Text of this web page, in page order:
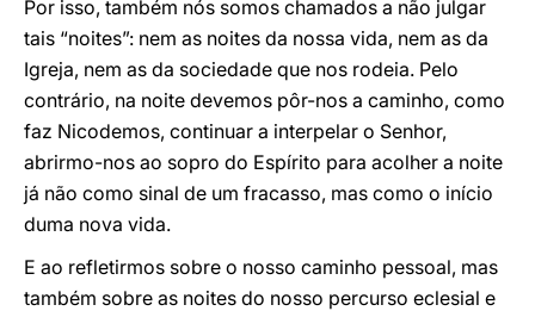
Por isso, também nós somos chamados a não julgar
tais “noites”: nem as noites da nossa vida, nem as da
Igreja, nem as da sociedade que nos rodeia. Pelo
contrário, na noite devemos pôr-nos a caminho, como
faz Nicodemos, continuar a interpelar o Senhor,
abrirmo-nos ao sopro do Espírito para acolher a noite
já não como sinal de um fracasso, mas como o início
duma nova vida.
E ao refletirmos sobre o nosso caminho pessoal, mas
também sobre as noites do nosso percurso eclesial e